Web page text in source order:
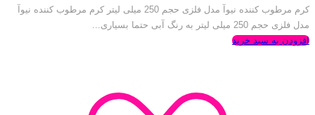
کرم مرطوب کننده نیوآ مدل فلزی حجم 250 میلی لیتر کرم مرطوب کننده نیوآ
مدل فلزی حجم 250 میلی لیتر به رنگ آبی حتما بسیاری...
افزودن به سبد خرید